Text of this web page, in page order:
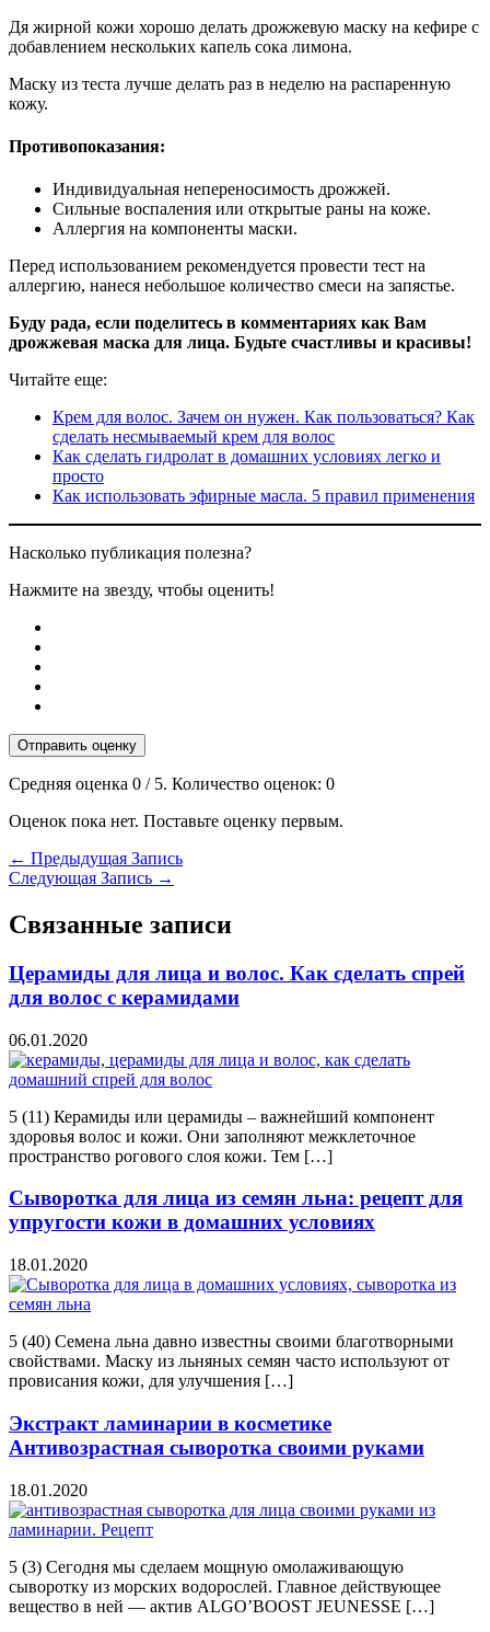
Дя жирной кожи хорошо делать дрожжевую маску на кефире с
добавлением нескольких капель сока лимона.
Маску из теста лучше делать раз в неделю на распаренную
кожу.
Противопоказания:
Индивидуальная непереносимость дрожжей.
Сильные воспаления или открытые раны на коже.
Аллергия на компоненты маски.
Перед использованием рекомендуется провести тест на
аллергию, нанеся небольшое количество смеси на запястье.
Буду рада, если поделитесь в комментариях как Вам
дрожжевая маска для лица. Будьте счастливы и красивы!
Читайте еще:
Крем для волос. Зачем он нужен. Как пользоваться? Как
сделать несмываемый крем для волос
Как сделать гидролат в домашних условиях легко и
просто
Как использовать эфирные масла. 5 правил применения
Насколько публикация полезна?
Нажмите на звезду, чтобы оценить!
Отправить оценку
Средняя оценка 0 / 5. Количество оценок: 0
Оценок пока нет. Поставьте оценку первым.
← Предыдущая Запись
Следующая Запись →
Связанные записи
Церамиды для лица и волос. Как сделать спрей
для волос с керамидами
06.01.2020
5 (11) Керамиды или церамиды – важнейший компонент
здоровья волос и кожи. Они заполняют межклеточное
пространство рогового слоя кожи. Тем […]
Сыворотка для лица из семян льна: рецепт для
упругости кожи в домашних условиях
18.01.2020
5 (40) Семена льна давно известны своими благотворными
свойствами. Маску из льняных семян часто используют от
провисания кожи, для улучшения […]
Экстракт ламинарии в косметике
Антивозрастная сыворотка своими руками
18.01.2020
5 (3) Сегодня мы сделаем мощную омолаживающую
сыворотку из морских водорослей. Главное действующее
вещество в ней — актив ALGO’BOOST JEUNESSE […]